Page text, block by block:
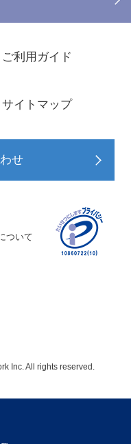
ご利用ガイド
サイトマップ
せ
ついて
Inc. All rights reserved.